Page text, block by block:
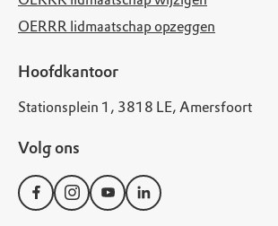
OERRR lidmaatschap opzeggen
Hoofdkantoor
Stationsplein 1, 3818 LE, Amersfoort
Volg ons